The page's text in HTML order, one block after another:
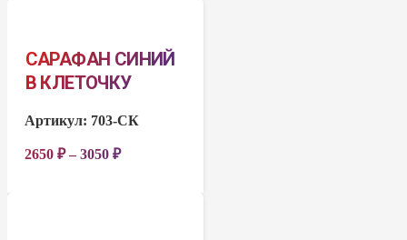
САРАФАН СИНИЙ
В КЛЕТОЧКУ
Артикул: 703-СК
2650₽–3050₽